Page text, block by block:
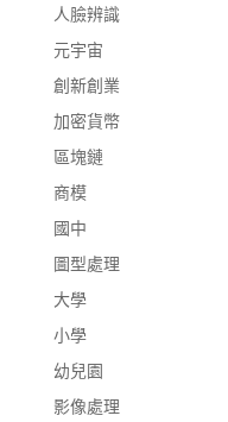
人臉辨識
元宇宙
創新創業
加密貨幣
區塊鏈
商模
國中
圖型處理
大學
小學
幼兒園
影像處理